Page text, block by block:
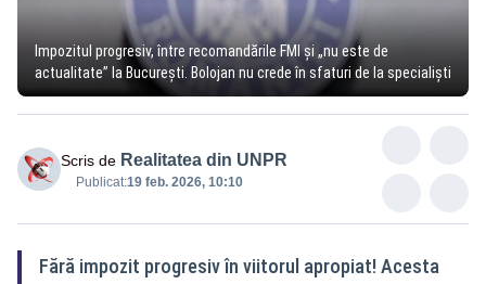
Impozitul progresiv, între recomandările FMI și „nu este de
actualitate” la București. Bolojan nu crede în sfaturi de la specialiști
Scris de Realitatea din UNPR
Publicat:19 feb. 2026, 10:10
Fără impozit progresiv în viitorul apropiat! Acesta